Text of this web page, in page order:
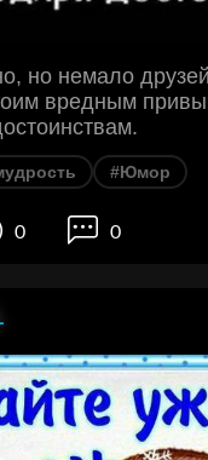
но немало
вредным
#Юмор
0 0